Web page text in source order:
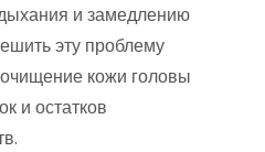
и замедлению
эту проблему
кожи головы
и остатков